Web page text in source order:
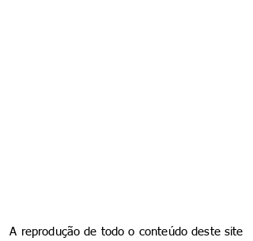
A reprodução de todo o conteúdo deste site